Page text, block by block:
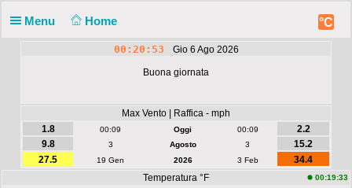
Menu Home °C
00:20:53 Gio 6 Ago 2026
Buona giornata
Max Vento | Raffica - mph
1.8
00:09 Oggi 00:09
2.2
9.8
3 Agosto 3
15.2
27.5
19 Gen 2026 3 Feb
34.4
Temperatura °F
00:19:33